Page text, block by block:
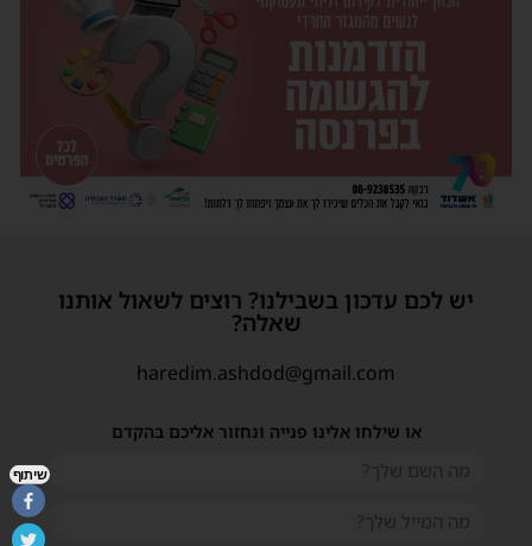
יש לכם עדכון בשבילנו? רוצים לשאול אותנו
שאלה?
haredim.ashdod@gmail.com
או שילחו אלינו פנייה ונחזור אליכם בהקדם
שיתוף